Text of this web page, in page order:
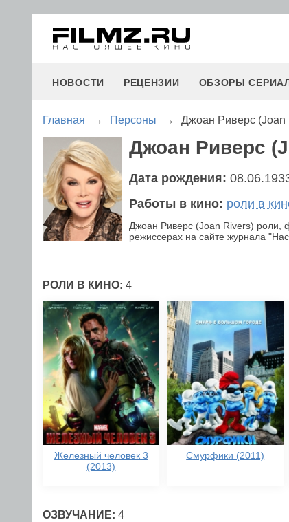
НОВОСТИ РЕЦЕНЗИИ ОБЗОРЫ
Главная → Персоны → Джоан Риверс (Joan
Джоан Риверс
Дата рождения:
Работы в кино: роли в
Джоан Риверс (Joan Rivers) роли,
режиссерах на сайте журнала
РОЛИ В КИНО: 4
Железный человек 3
(2013)
Смурфики (2011)
ОЗВУЧАНИЕ: 4